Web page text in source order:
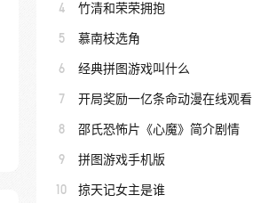
4 竹清和荣荣拥抱
5 慕南枝选角
6 经典拼图游戏叫什么
7 开局奖励一亿条命动漫在线观看
8 邵氏恐怖片《心魔》简介剧情
9 拼图游戏手机版
10 掠天记女主是谁